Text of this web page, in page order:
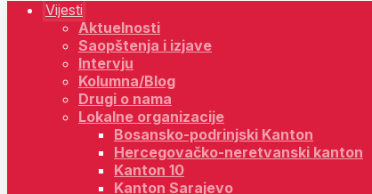
Vijesti
Aktuelnosti
Saopštenja i izjave
Intervju
Kolumna/Blog
Drugi o nama
Lokalne organizacije
Bosansko-podrinjski Kanton
Hercegovačko-neretvanski kanton
Kanton 10
Kanton Sarajevo